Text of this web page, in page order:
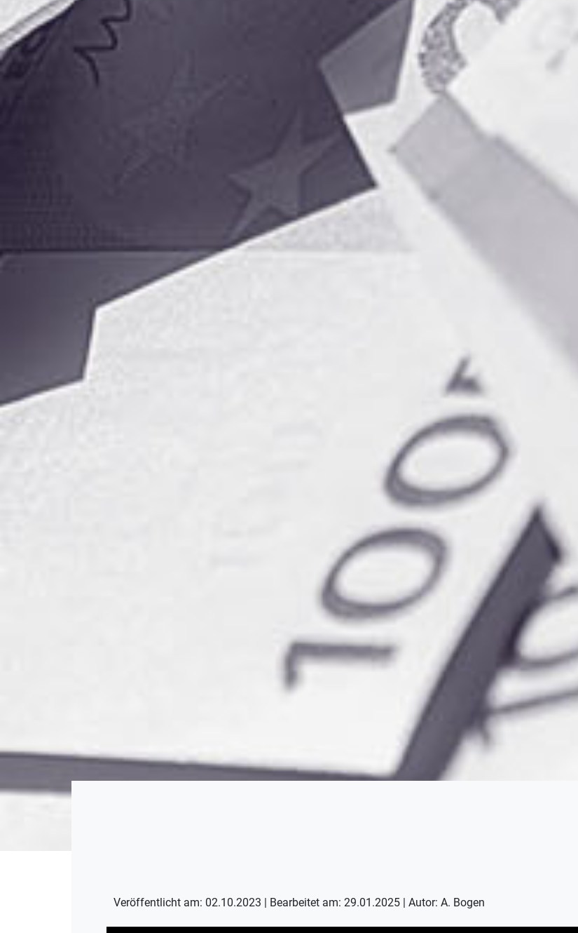
Veröffentlicht am: 02.10.2023 | Bearbeitet am: 29.01.2025 | Autor: A. Bogen